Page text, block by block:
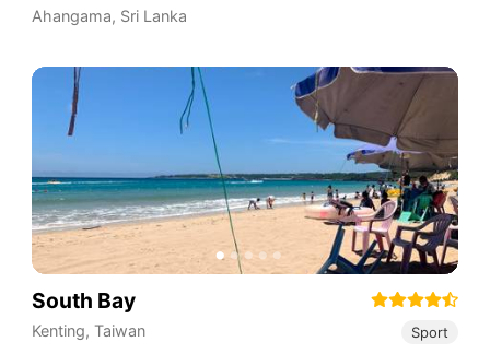
Ahangama, Sri Lanka
South Bay
Kenting, Taiwan Sport